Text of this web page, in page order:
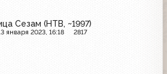
Сезам (НТВ, ~1997)
января 2023, 16:18 2817